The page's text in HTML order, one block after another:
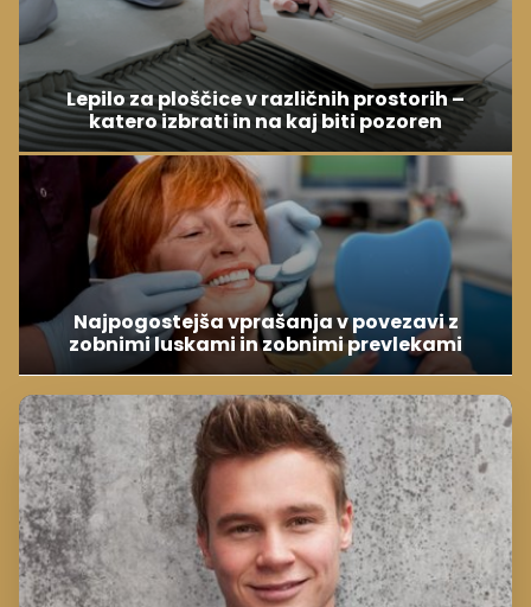
Lepilo za ploščice v različnih prostorih –
katero izbrati in na kaj biti pozoren
Najpogostejša vprašanja v povezavi z
zobnimi luskami in zobnimi prevlekami